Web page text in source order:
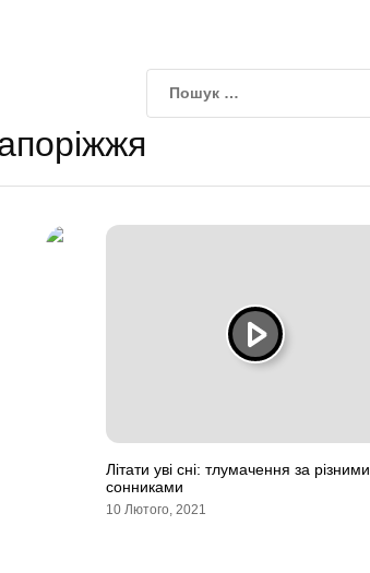
Літати уві сні: тлумачення за різними
сонниками
10 Лютого, 2021